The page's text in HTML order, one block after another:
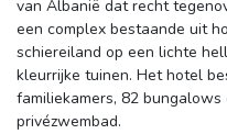
van Albanië dat recht
een complex bestaande uit
schiereiland op een lichte
kleurrijke tuinen. Het hotel
familiekamers, 82
privézwembad.